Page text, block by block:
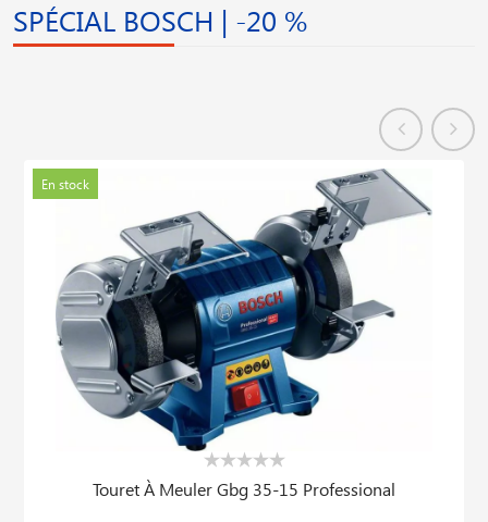
SPÉCIAL BOSCH | -20 %
En stock
Touret À Meuler Gbg 35-15 Professional